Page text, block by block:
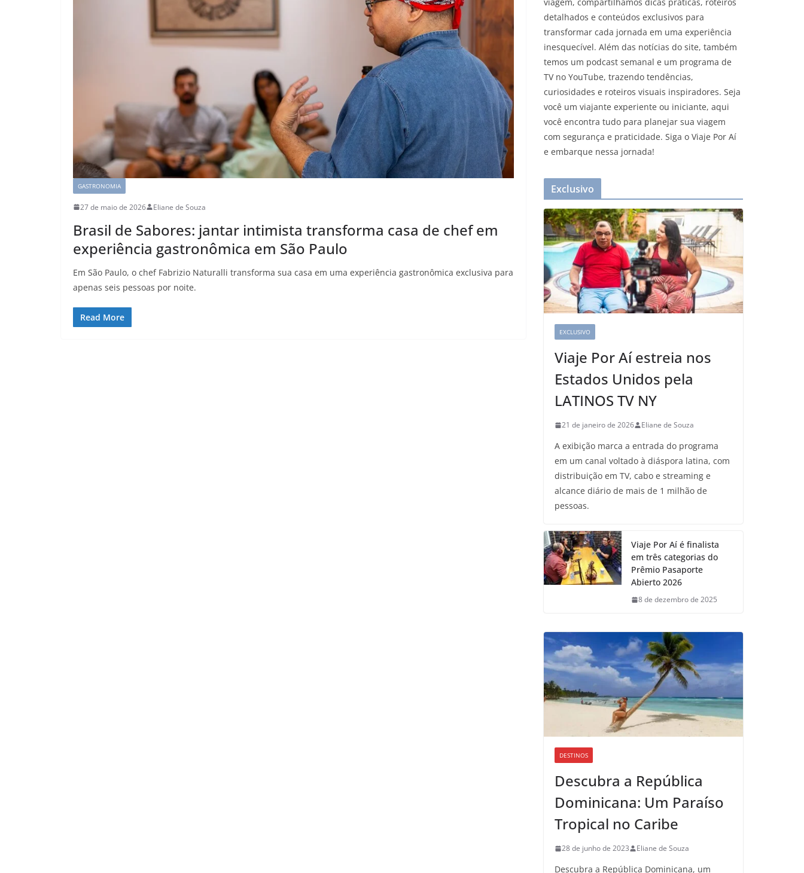
GASTRONOMIA
27 de maio de 2026 Eliane de Souza
Brasil de Sabores: jantar intimista transforma casa de chef em
experiência gastronômica em São Paulo
Em São Paulo, o chef Fabrizio Naturalli transforma sua casa em uma experiência gastronômica exclusiva para
apenas seis pessoas por noite.
Read More
detalhados e conteúdos exclusivos para
transformar cada jornada em uma experiência
inesquecível. Além das notícias do site, também
temos um podcast semanal e um programa de
TV no YouTube, trazendo tendências,
curiosidades e roteiros visuais inspiradores. Seja
você um viajante experiente ou iniciante, aqui
você encontra tudo para planejar sua viagem
com segurança e praticidade. Siga o Viaje Por Aí
e embarque nessa jornada!
Exclusivo
EXCLUSIVO
Viaje Por Aí estreia nos
Estados Unidos pela
LATINOS TV NY
21 de janeiro de 2026 Eliane de Souza
A exibição marca a entrada do programa
em um canal voltado à diáspora latina, com
distribuição em TV, cabo e streaming e
alcance diário de mais de 1 milhão de
pessoas.
Viaje Por Aí é finalista
em três categorias do
Prêmio Pasaporte
Abierto 2026
8 de dezembro de 2025
DESTINOS
Descubra a República
Dominicana: Um Paraíso
Tropical no Caribe
28 de junho de 2023 Eliane de Souza
Descubra a República Dominicana, um